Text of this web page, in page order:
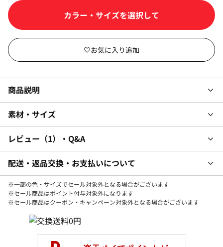
カートに入れる
商品説明
素材・サイズ
レビュー 1 ・Q&A
配送・返品交換・お支払いについて
※一部の色・サイズでセール対象外となる場合がございます
※セール商品はポイント付与対象外になります
※セール商品はクーポン・キャンペーン対象外となる場合がございます